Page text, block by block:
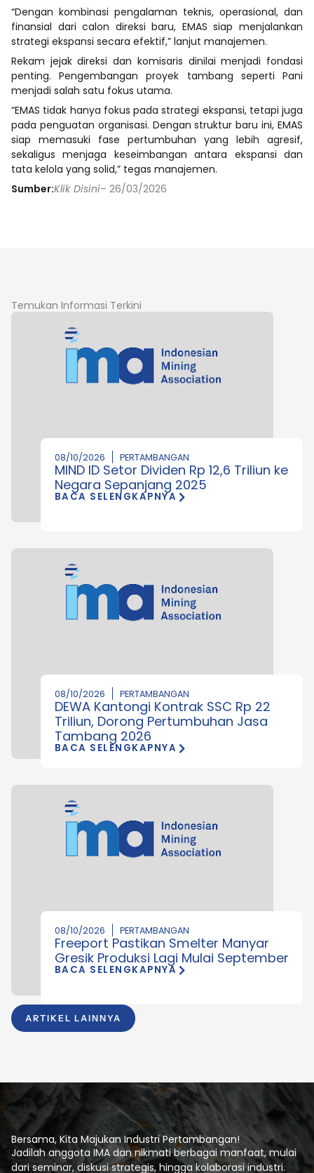
“Dengan kombinasi pengalaman teknis, operasional, dan
finansial dari calon direksi baru, EMAS siap menjalankan
strategi ekspansi secara efektif,” lanjut manajemen.
Rekam jejak direksi dan komisaris dinilai menjadi fondasi
penting. Pengembangan proyek tambang seperti Pani
menjadi salah satu fokus utama.
“EMAS tidak hanya fokus pada strategi ekspansi, tetapi juga
pada penguatan organisasi. Dengan struktur baru ini, EMAS
siap memasuki fase pertumbuhan yang lebih agresif,
sekaligus menjaga keseimbangan antara ekspansi dan
tata kelola yang solid,” tegas manajemen.
Sumber:Klik Disini– 26/03/2026
Temukan Informasi Terkini
ARTIKEL LAINNYA
08/10/2026 PERTAMBANGAN
MIND ID Setor Dividen Rp 12,6 Triliun ke
Negara Sepanjang 2025
BACA SELENGKAPNYA
08/10/2026 PERTAMBANGAN
DEWA Kantongi Kontrak SSC Rp 22
Triliun, Dorong Pertumbuhan Jasa
Tambang 2026
BACA SELENGKAPNYA
08/10/2026 PERTAMBANGAN
Freeport Pastikan Smelter Manyar
Gresik Produksi Lagi Mulai September
BACA SELENGKAPNYA
Bersama, Kita Majukan Industri Pertambangan!
Jadilah anggota IMA dan nikmati berbagai manfaat, mulai
dari seminar, diskusi strategis, hingga kolaborasi industri.